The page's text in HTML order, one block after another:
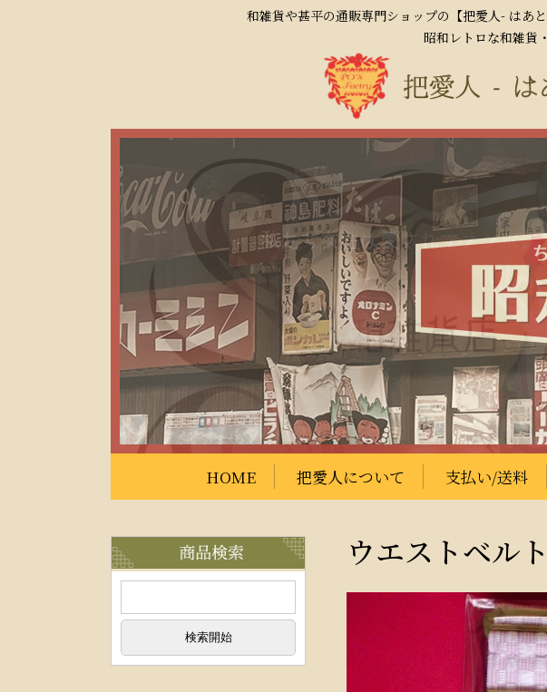
和雑貨や甚平の通販専門ショップの【把愛人- は
昭和レトロな和雑貨
HOME 把愛人について 支払い/送料
ウエストベ